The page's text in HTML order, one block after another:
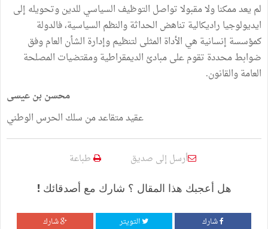
لم يعد ممكنا ولا مقبولا تواصل التوظيف السياسي للدين وتحويله إلى
ايديولوجيا راديكالية تناهض الحداثة والنظم السياسية، فالدولة
كمؤسسة إنسانية هي الأداة المثلى لتنظيم وإدارة الشأن العام وفق
ضوابط محددة تقوم على مبادئ الديمقراطية ومقتضيات المصلحة
العامة والقانون.
محسن بن عيسى
عقيد متقاعد من سلك الحرس الوطني
أرسل إلى صديق طباعة
هل أعجبك هذا المقال ؟ شارك مع أصدقائك !
شارك التويتر شارك